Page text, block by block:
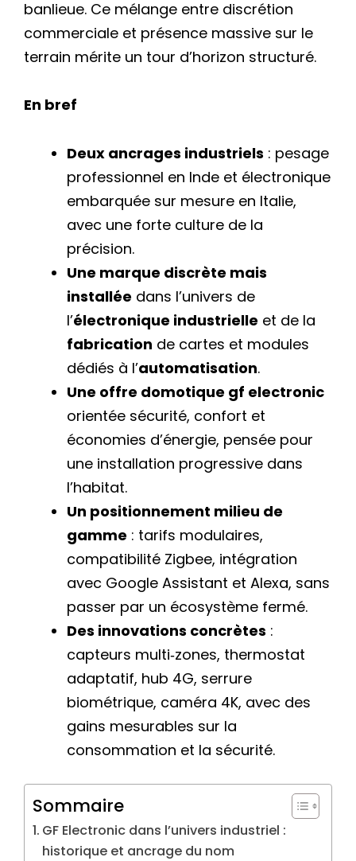
banlieue. Ce mélange entre discrétion
commerciale et présence massive sur le
terrain mérite un tour d’horizon structuré.
En bref
Deux ancrages industriels : pesage
professionnel en Inde et électronique
embarquée sur mesure en Italie,
avec une forte culture de la
précision.
Une marque discrète mais
installée dans l’univers de
l’électronique industrielle et de la
fabrication de cartes et modules
dédiés à l’automatisation.
Une offre domotique gf electronic
orientée sécurité, confort et
économies d’énergie, pensée pour
une installation progressive dans
l’habitat.
Un positionnement milieu de
gamme : tarifs modulaires,
compatibilité Zigbee, intégration
avec Google Assistant et Alexa, sans
passer par un écosystème fermé.
Des innovations concrètes :
capteurs multi‑zones, thermostat
adaptatif, hub 4G, serrure
biométrique, caméra 4K, avec des
gains mesurables sur la
consommation et la sécurité.
Sommaire
GF Electronic dans l’univers industriel :
historique et ancrage du nom